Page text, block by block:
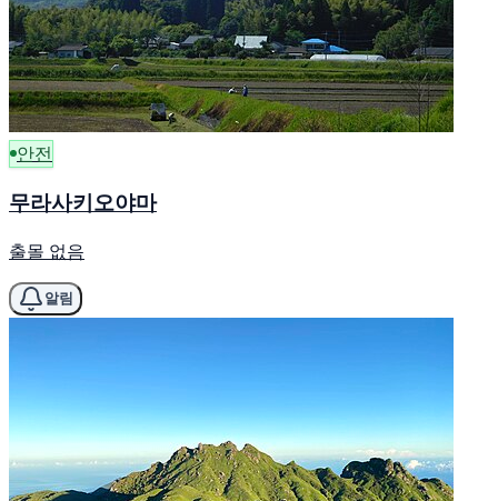
안전
무라사키오야마
출몰 없음
알림